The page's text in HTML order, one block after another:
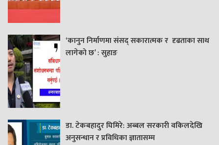
‘कानुन निर्माणमा संसद् सकारात्मक र दृढताका साथ
लागेको छ’ : सुहाङ
डा. टेकबहादुर घिमिरे: अब्बल सरकारी वकिलदेखि
अनुसन्धान र प्रविधिका ज्ञातासम्म